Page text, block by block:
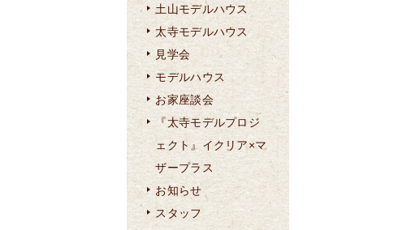
土山モデルハウス
太寺モデルハウス
見学会
モデルハウス
お家座談会
『太寺モデルプロジ
ェクト』イクリア×マ
ザープラス
お知らせ
スタッフ